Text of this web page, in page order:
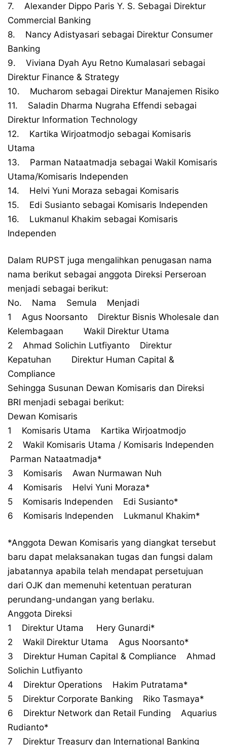
7. Alexander Dippo Paris Y. S. Sebagai Direktur
Commercial Banking
8. Nancy Adistyasari sebagai Direktur Consumer
Banking
9. Viviana Dyah Ayu Retno Kumalasari sebagai
Direktur Finance & Strategy
10. Mucharom sebagai Direktur Manajemen Risiko
11. Saladin Dharma Nugraha Effendi sebagai
Direktur Information Technology
12. Kartika Wirjoatmodjo sebagai Komisaris
Utama
13. Parman Nataatmadja sebagai Wakil Komisaris
Utama/Komisaris Independen
14. Helvi Yuni Moraza sebagai Komisaris
15. Edi Susianto sebagai Komisaris Independen
16. Lukmanul Khakim sebagai Komisaris
Independen
Dalam RUPST juga mengalihkan penugasan nama
nama berikut sebagai anggota Direksi Perseroan
menjadi sebagai berikut:
No. Nama Semula Menjadi
1 Agus Noorsanto Direktur Bisnis Wholesale dan
Kelembagaan Wakil Direktur Utama
2 Ahmad Solichin Lutfiyanto Direktur
Kepatuhan Direktur Human Capital &
Compliance
Sehingga Susunan Dewan Komisaris dan Direksi
BRI menjadi sebagai berikut:
Dewan Komisaris
1 Komisaris Utama Kartika Wirjoatmodjo
2 Wakil Komisaris Utama / Komisaris Independen
Parman Nataatmadja*
3 Komisaris Awan Nurmawan Nuh
4 Komisaris Helvi Yuni Moraza*
5 Komisaris Independen Edi Susianto*
6 Komisaris Independen Lukmanul Khakim*
*Anggota Dewan Komisaris yang diangkat tersebut
baru dapat melaksanakan tugas dan fungsi dalam
jabatannya apabila telah mendapat persetujuan
dari OJK dan memenuhi ketentuan peraturan
perundang-undangan yang berlaku.
Anggota Direksi
1 Direktur Utama Hery Gunardi*
2 Wakil Direktur Utama Agus Noorsanto*
3 Direktur Human Capital & Compliance Ahmad
Solichin Lutfiyanto
4 Direktur Operations Hakim Putratama*
5 Direktur Corporate Banking Riko Tasmaya*
6 Direktur Network dan Retail Funding Aquarius
Rudianto*
7 Direktur Treasury dan International Banking